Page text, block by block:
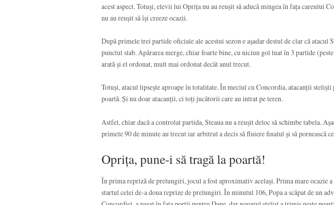
acest aspect. Totuși, elevii lui Oprița nu au reușit să aducă mingea în fața careului
nu au reușit să își creeze ocazii.
După primele trei partide oficiale ale acestui sezon e așadar destul de clar că atacul
punctul slab. Apărarea merge, chiar foarte bine, cu niciun gol luat în 3 partide
arată și el ordonat, mult mai ordonat decât anul trecut.
Totuși, atacul lipsește aproape în totalitate. În meciul cu Concordia, atacanții steliști
poartă. Și nu doar atacanții, ci toți jucătorii care au intrat pe teren.
Astfel, chiar dacă a controlat partida, Steaua nu a reușit deloc să schimbe tabela.
primele 90 de minute au trecut iar arbitrul a decis să fluiere finalul și să pornească
Oprița, pune-i să tragă la poartă!
În prima repriză de prelungiri, jocul a fost aproximativ același. Prima mare ocazie
startul celei de-a doua reprize de prelungiri. În minutul 106, Popa a scăpat de un